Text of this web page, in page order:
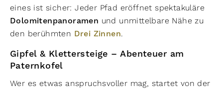
eines ist sicher: Jeder Pfad eröffnet spektakuläre
Dolomitenpanoramen und unmittelbare Nähe zu
den berühmten Drei Zinnen.
Gipfel & Klettersteige – Abenteuer am
Paternkofel
Wer es etwas anspruchsvoller mag, startet von der